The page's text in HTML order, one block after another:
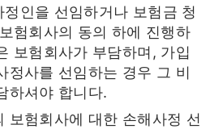
정인을 선임하거나 보험금 청
험회사의 동의 하에 진행하
보험회사가 부담하며, 가입
정사를 선임하는 경우 그 비
하셔야 합니다.
보험회사에 대한 손해사정 선